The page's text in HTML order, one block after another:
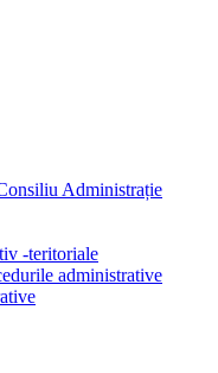
Administrație
-teritoriale
administrative